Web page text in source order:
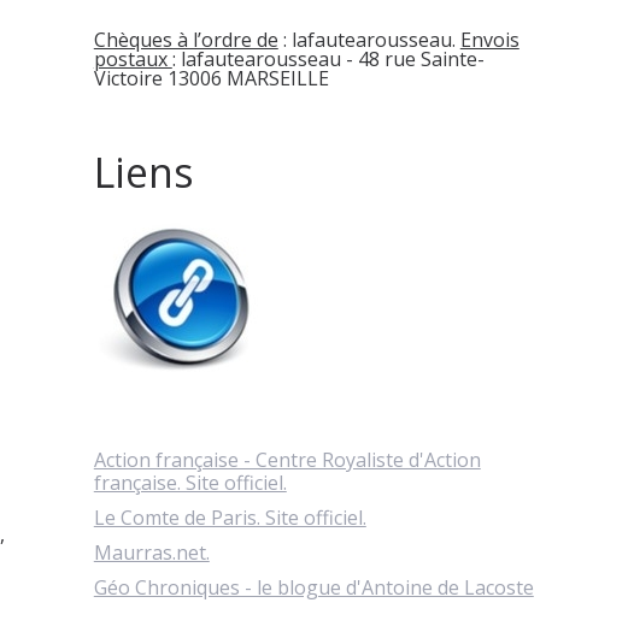
,
Chèques à l’ordre de : lafautearousseau. Envois
postaux: lafautearousseau - 48 rue Sainte-
Victoire 13006 MARSEILLE
Liens
Action française - Centre Royaliste d'Action
française. Site officiel.
Le Comte de Paris. Site officiel.
Maurras.net.
Géo Chroniques - le blogue d'Antoine de Lacoste